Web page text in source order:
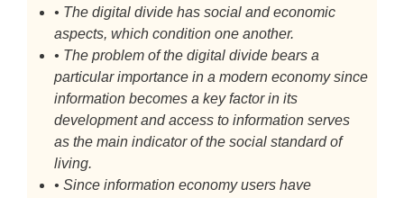
• The digital divide has social and economic
aspects, which condition one another.
• The problem of the digital divide bears a
particular importance in a modern economy since
information becomes a key factor in its
development and access to information serves
as the main indicator of the social standard of
living.
• Since information economy users have